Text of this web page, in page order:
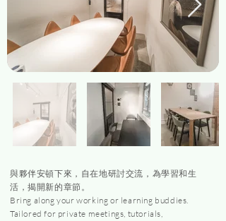
與夥伴安頓下來，自在地研討交流，為學習和生
活，揭開新的章節。
Bring along your working or learning buddies.
Tailored for private meetings, tutorials,